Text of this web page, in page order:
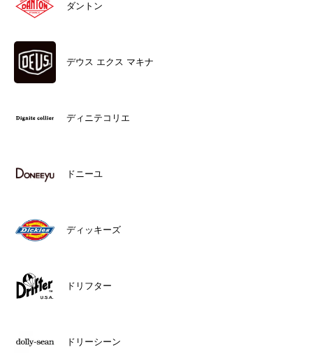
ダントン
デウス エクス マキナ
ディニテコリエ
ドニーユ
ディッキーズ
ドリフター
ドリーシーン